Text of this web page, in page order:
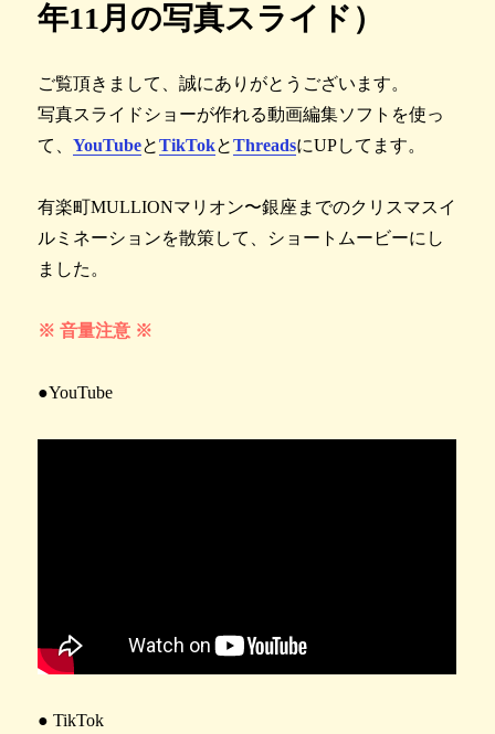
年11月の写真スライド）
ご覧頂きまして、誠にありがとうございます。
写真スライドショーが作れる動画編集ソフトを使っ
て、YouTubeとTikTokとThreadsにUPしてます。
有楽町MULLIONマリオン〜銀座までのクリスマスイ
ルミネーションを散策して、ショートムービーにし
ました。
※ 音量注意 ※
●YouTube
● TikTok